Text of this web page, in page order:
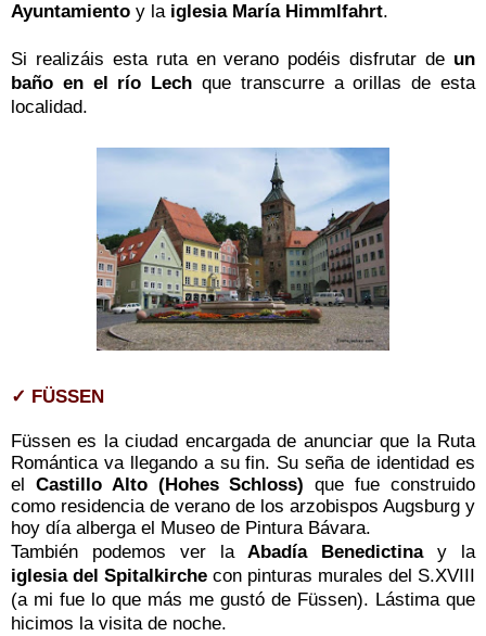
Ayuntamiento y la iglesia María Himmlfahrt.
Si realizáis esta ruta en verano podéis disfrutar de un
baño en el río Lech que transcurre a orillas de esta
localidad.
✓ FÜSSEN
Füssen es la ciudad encargada de anunciar que la Ruta
Romántica va llegando a su fin. Su seña de identidad es
el Castillo Alto (Hohes Schloss) que fue construido
como residencia de verano de los arzobispos Augsburg y
hoy día alberga el Museo de Pintura Bávara.
También podemos ver laAbadía Benedictinay la
iglesia del Spitalkirche con pinturas murales del S.XVIII
(a mi fue lo que más me gustó de Füssen). Lástima que
hicimos la visita de noche.